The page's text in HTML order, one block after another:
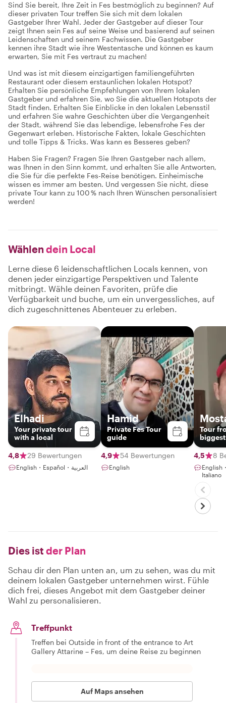
Sind Sie bereit, Ihre Zeit in Fes bestmöglich zu beginnen? Auf
dieser privaten Tour treffen Sie sich mit dem lokalen
Gastgeber Ihrer Wahl. Jeder der Gastgeber auf dieser Tour
zeigt Ihnen sein Fes auf seine Weise und basierend auf seinen
Leidenschaften und seinem Fachwissen. Die Gastgeber
kennen ihre Stadt wie ihre Westentasche und können es kaum
erwarten, Sie mit Fes vertraut zu machen!
Und was ist mit diesem einzigartigen familiengeführten
Restaurant oder diesem erstaunlichen lokalen Hotspot?
Erhalten Sie persönliche Empfehlungen von Ihrem lokalen
Gastgeber und erfahren Sie, wo Sie die aktuellen Hotspots der
Stadt finden. Erhalten Sie Einblicke in den lokalen Lebensstil
und erfahren Sie wahre Geschichten über die Vergangenheit
der Stadt, während Sie das lebendige, lebensfrohe Fes der
Gegenwart erleben. Historische Fakten, lokale Geschichten
und tolle Tipps & Tricks. Was kann es Besseres geben?
Haben Sie Fragen? Fragen Sie Ihren Gastgeber nach allem,
was Ihnen in den Sinn kommt, und erhalten Sie alle Antworten,
die Sie für die perfekte Fes-Reise benötigen. Einheimische
wissen es immer am besten. Und vergessen Sie nicht, diese
private Tour kann zu 100 % nach Ihren Wünschen personalisiert
werden!
Wählen dein Local
Lerne diese 6 leidenschaftlichen Locals kennen, von
denen jeder einzigartige Perspektiven und Talente
mitbringt. Wähle deinen Favoriten, prüfe die
Verfügbarkeit und buche, um ein unvergessliches, auf
dich zugeschnittenes Abenteuer zu erleben.
Elhadi
Your private tour
with a local
4,8 29 Bewertungen
English・Español・العربية
Hamid
Private Fes Tour
guide
4,9 54 Bewertungen
English
Tour
in the
4,5
8
English
Italiano
Dies ist der Plan
Schau dir den Plan unten an, um zu sehen, was du mit
deinem lokalen Gastgeber unternehmen wirst. Fühle
dich frei, dieses Angebot mit dem Gastgeber deiner
Wahl zu personalisieren.
Treffpunkt
Treffen bei Outside in front of the entrance to Art
Gallery Attarine – Fes, um deine Reise zu beginnen
Auf Maps ansehen